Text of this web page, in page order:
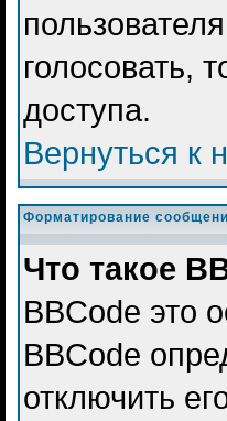
голосовать,
доступа.
Вернуться к
Форматирование
Что такое
BBCode это
BBCode
отключить